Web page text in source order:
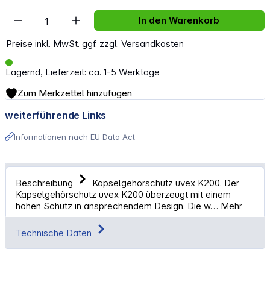
Preise inkl. MwSt. ggf. zzgl. Versandkosten
Lagernd, Lieferzeit: ca. 1-5 Werktage
Artikel Anzahl: Gib den gewünschten
In den Warenkorb
Zum Merkzettel hinzufügen
weiterführende Links
Informationen nach EU Data Act
Beschreibung
Kapselgehörschutz uvex K200. Der
Kapselgehörschutz uvex K200 überzeugt mit einem
hohen Schutz in ansprechendem Design. Die w… Mehr
Technische Daten